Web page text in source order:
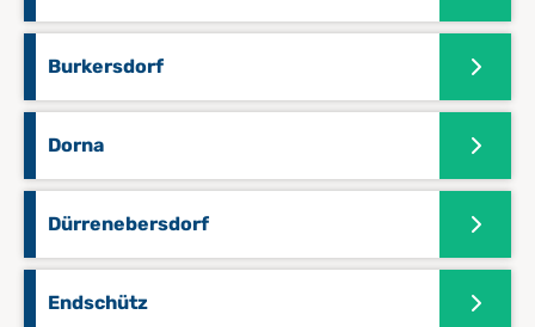
Burkersdorf
Dorna
Dürrenebersdorf
Endschütz